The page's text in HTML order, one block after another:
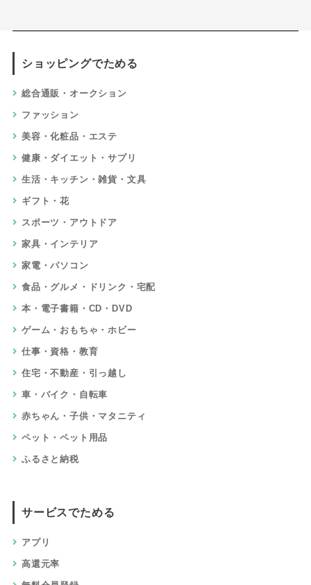
ショッピングでためる
総合通販・オークション
ファッション
美容・化粧品・エステ
健康・ダイエット・サプリ
生活・キッチン・雑貨・文具
ギフト・花
スポーツ・アウトドア
家具・インテリア
家電・パソコン
食品・グルメ・ドリンク・宅配
本・電子書籍・CD・DVD
ゲーム・おもちゃ・ホビー
仕事・資格・教育
住宅・不動産・引っ越し
車・バイク・自転車
赤ちゃん・子供・マタニティ
ペット・ペット用品
ふるさと納税
サービスでためる
アプリ
高還元率